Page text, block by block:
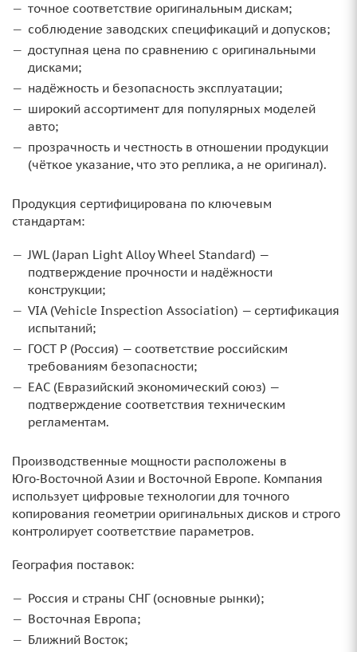
точное соответствие оригинальным дискам;
соблюдение заводских спецификаций и допусков;
доступная цена по сравнению с оригинальными
дисками;
надёжность и безопасность эксплуатации;
широкий ассортимент для популярных моделей
авто;
прозрачность и честность в отношении продукции
(чёткое указание, что это реплика, а не оригинал).
Продукция сертифицирована по ключевым
стандартам:
JWL (Japan Light Alloy Wheel Standard) —
подтверждение прочности и надёжности
конструкции;
VIA (Vehicle Inspection Association) — сертификация
испытаний;
ГОСТ Р (Россия) — соответствие российским
требованиям безопасности;
ЕАС (Евразийский экономический союз) —
подтверждение соответствия техническим
регламентам.
Производственные мощности расположены в
Юго‑Восточной Азии и Восточной Европе. Компания
использует цифровые технологии для точного
копирования геометрии оригинальных дисков и строго
контролирует соответствие параметров.
География поставок:
Россия и страны СНГ (основные рынки);
Восточная Европа;
Ближний Восток;